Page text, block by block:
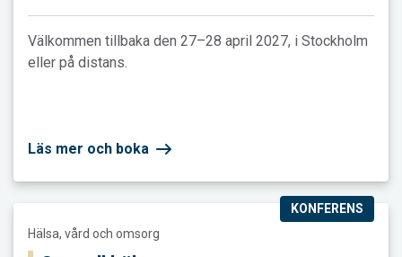
Välkommen tillbaka den 27–28 april 2027, i Stockholm
eller på distans.
Läs mer och boka
KONFERENS
Hälsa, vård och omsorg